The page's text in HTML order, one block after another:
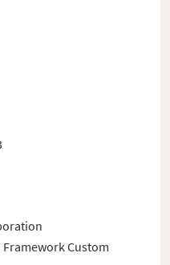
Framework Custom